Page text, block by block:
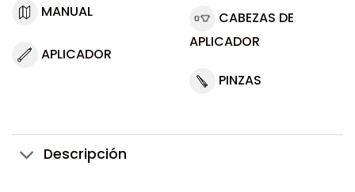
MANUAL
APLICADOR
CABEZAS DE
APLICADOR
PINZAS
Descripción